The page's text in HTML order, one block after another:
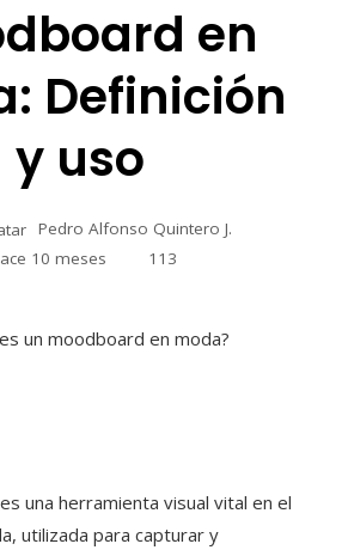
en
Definición
y uso
Pedro Alfonso Quintero J.
10 meses
113
es una herramienta visual vital en el
utilizada para capturar y